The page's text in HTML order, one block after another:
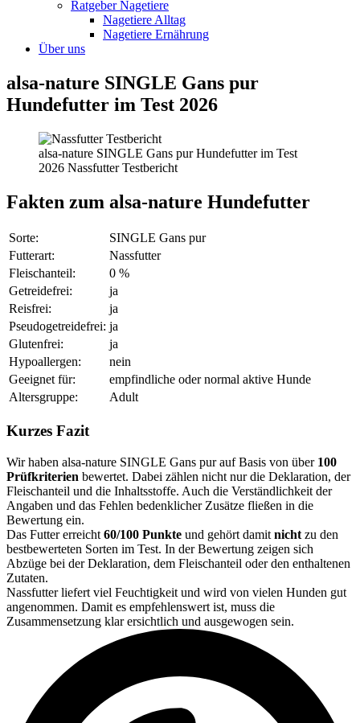
Ratgeber Nagetiere
Nagetiere Alltag
Nagetiere Ernährung
Über uns
alsa-nature SINGLE Gans pur
Hundefutter im Test 2026
alsa-nature SINGLE Gans pur Hundefutter im Test
2026 Nassfutter Testbericht
Fakten zum alsa-nature Hundefutter
Sorte:
SINGLE Gans pur
Futterart:
Nassfutter
Fleischanteil:
0 %
Getreidefrei:
ja
Reisfrei:
ja
Pseudogetreidefrei: ja
Glutenfrei:
ja
Hypoallergen:
nein
Geeignet für:
empfindliche oder normal aktive Hunde
Altersgruppe:
Adult
Kurzes Fazit
Wir haben alsa-nature SINGLE Gans pur auf Basis von über 100
Prüfkriterien bewertet. Dabei zählen nicht nur die Deklaration, der
Fleischanteil und die Inhaltsstoffe. Auch die Verständlichkeit der
Angaben und das Fehlen bedenklicher Zusätze fließen in die
Bewertung ein.
Das Futter erreicht 60/100 Punkte und gehört damit nicht zu den
bestbewerteten Sorten im Test. In der Bewertung zeigen sich
Abzüge bei der Deklaration, dem Fleischanteil oder den enthaltenen
Zutaten.
Nassfutter liefert viel Feuchtigkeit und wird von vielen Hunden gut
angenommen. Damit es empfehlenswert ist, muss die
Zusammensetzung klar ersichtlich und ausgewogen sein.